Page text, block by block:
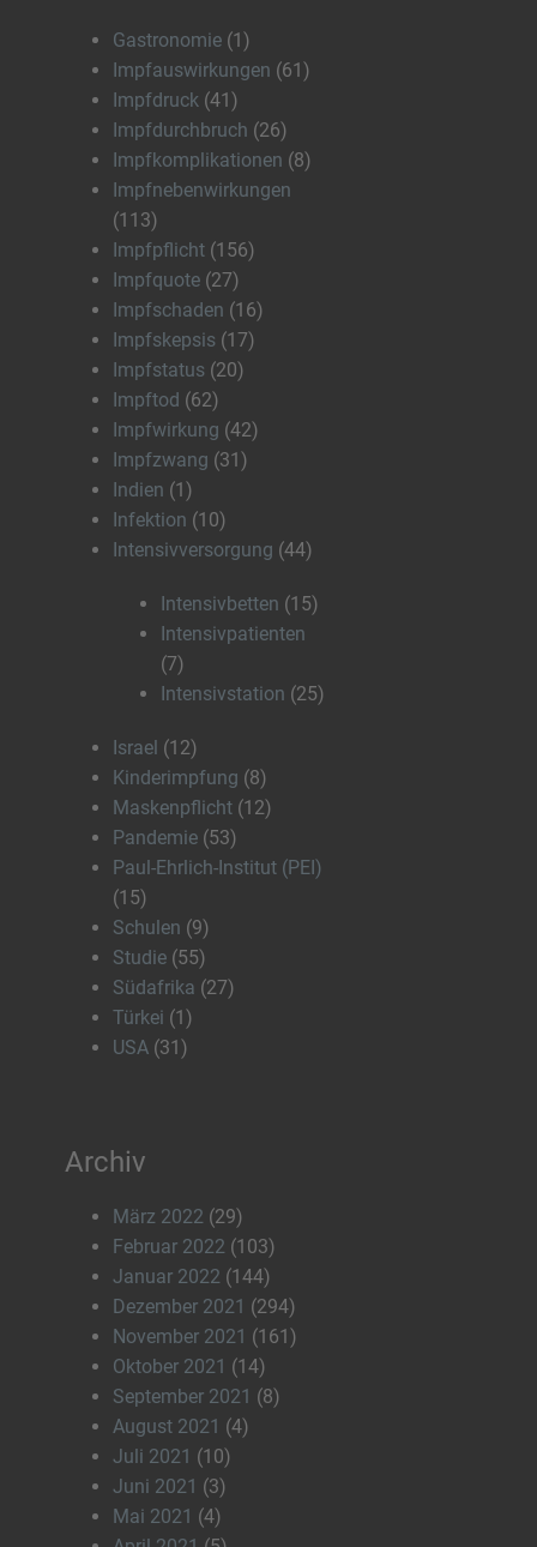
Gastronomie (1)
Impfauswirkungen (61)
Impfdruck (41)
Impfdurchbruch (26)
Impfkomplikationen (8)
Impfnebenwirkungen
(113)
Impfpflicht (156)
Impfquote (27)
Impfschaden (16)
Impfskepsis (17)
Impfstatus (20)
Impftod (62)
Impfwirkung (42)
Impfzwang (31)
Indien (1)
Infektion (10)
Intensivversorgung (44)
Intensivbetten (15)
Intensivpatienten
(7)
Intensivstation (25)
Israel (12)
Kinderimpfung (8)
Maskenpflicht (12)
Pandemie (53)
Paul-Ehrlich-Institut (PEI)
(15)
Schulen (9)
Studie (55)
Südafrika (27)
Türkei (1)
USA (31)
Archiv
März 2022 (29)
Februar 2022 (103)
Januar 2022 (144)
Dezember 2021 (294)
November 2021 (161)
Oktober 2021 (14)
September 2021 (8)
August 2021 (4)
Juli 2021 (10)
Juni 2021 (3)
Mai 2021 (4)